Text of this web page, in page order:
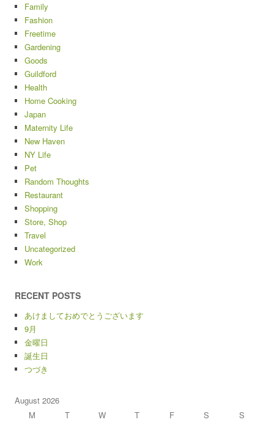
Family
Fashion
Freetime
Gardening
Goods
Guildford
Health
Home Cooking
Japan
Maternity Life
New Haven
NY Life
Pet
Random Thoughts
Restaurant
Shopping
Store, Shop
Travel
Uncategorized
Work
RECENT POSTS
あけましておめでとうございます
9月
金曜日
誕生日
つづき
August 2026
M
T W T F S
S